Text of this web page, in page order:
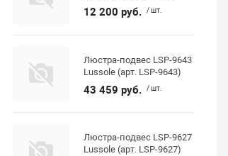
12 200 руб. / шт.
Люстра-подвес LSP-9643
Lussole (арт. LSP-9643)
43 459 руб. / шт.
Люстра-подвес LSP-9627
Lussole (арт. LSP-9627)